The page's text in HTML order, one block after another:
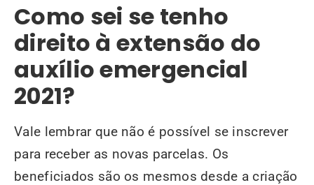
Como sei se tenho
direito à extensão do
auxílio emergencial
2021?
Vale lembrar que não é possível se inscrever
para receber as novas parcelas. Os
beneficiados são os mesmos desde a criação